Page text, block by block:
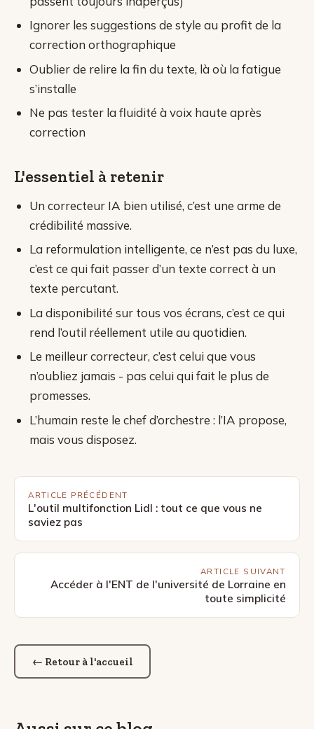
Ignorer les suggestions de style au profit de la
correction orthographique
Oublier de relire la fin du texte, là où la fatigue
s’installe
Ne pas tester la fluidité à voix haute après
correction
L'essentiel à retenir
Un correcteur IA bien utilisé, c’est une arme de
crédibilité massive.
La reformulation intelligente, ce n’est pas du luxe,
c’est ce qui fait passer d’un texte correct à un
texte percutant.
La disponibilité sur tous vos écrans, c’est ce qui
rend l’outil réellement utile au quotidien.
Le meilleur correcteur, c’est celui que vous
n’oubliez jamais - pas celui qui fait le plus de
promesses.
L’humain reste le chef d’orchestre : l’IA propose,
mais vous disposez.
ARTICLE PRÉCÉDENT
L'outil multifonction Lidl : tout ce que vous ne
saviez pas
ARTICLE SUIVANT
Accéder à l'ENT de l'université de Lorraine en
toute simplicité
← Retour à l'accueil